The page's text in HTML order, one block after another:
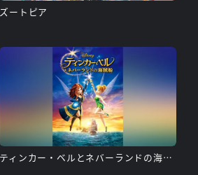
ズートピア
ティンカー・ベルとネバーランドの海賊船